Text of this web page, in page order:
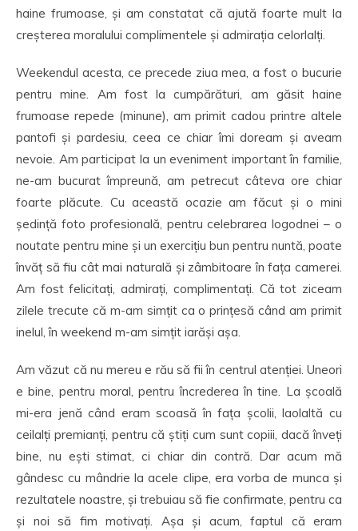
haine frumoase, și am constatat că ajută foarte mult la
creșterea moralului complimentele și admirația celorlalți.
Weekendul acesta, ce precede ziua mea, a fost o bucurie
pentru mine. Am fost la cumpărături, am găsit haine
frumoase repede (minune), am primit cadou printre altele
pantofi și pardesiu, ceea ce chiar îmi doream și aveam
nevoie. Am participat la un eveniment important în familie,
ne-am bucurat împreună, am petrecut câteva ore chiar
foarte plăcute. Cu această ocazie am făcut și o mini
ședință foto profesională, pentru celebrarea logodnei – o
noutate pentru mine și un exercițiu bun pentru nuntă, poate
învăț să fiu cât mai naturală și zâmbitoare în fața camerei.
Am fost felicitați, admirați, complimentați. Că tot ziceam
zilele trecute că m-am simțit ca o prințesă când am primit
inelul, în weekend m-am simțit iarăși așa.
Am văzut că nu mereu e rău să fii în centrul atenției. Uneori
e bine, pentru moral, pentru încrederea în tine. La școală
mi-era jenă când eram scoasă în fața școlii, laolaltă cu
ceilalți premianți, pentru că știți cum sunt copiii, dacă înveți
bine, nu ești stimat, ci chiar din contră. Dar acum mă
gândesc cu mândrie la acele clipe, era vorba de munca și
rezultatele noastre, și trebuiau să fie confirmate, pentru ca
și noi să fim motivați. Așa și acum, faptul că eram